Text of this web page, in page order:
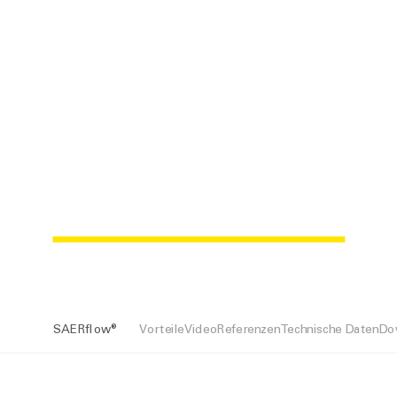
SAERflow® VorteileVideoReferenzenTechnische Daten